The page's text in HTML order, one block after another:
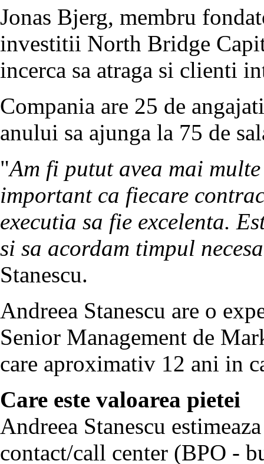
Jonas Bjerg, membru
investitii North Bridge
incerca sa atraga si clienti
Compania are 25 de
anului sa ajunga la 75 de
"Am fi putut avea mai
important ca fiecare
executia sa fie excelenta.
si sa acordam timpul
Stanescu.
Andreea Stanescu are o
Senior Management de
care aproximativ 12 ani in
Care este valoarea pietei
Andreea Stanescu
contact/call center (BPO -